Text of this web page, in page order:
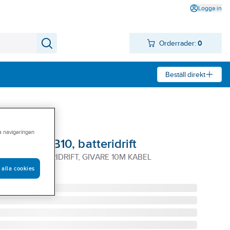
Logga in
Orderrader: 0
Beställ direkt
Signal B10, batteridrift
B10 BATTERIDRIFT, GIVARE 10M KABEL
navigeringen
alla cookies